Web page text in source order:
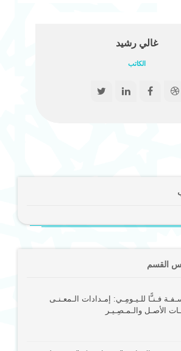
غالي رشيد
الكاتب
القسم
فـنـًّا للـيـومِـي: إمـدادات الـمعـنـى
الأصـل والـمـصِـيـر